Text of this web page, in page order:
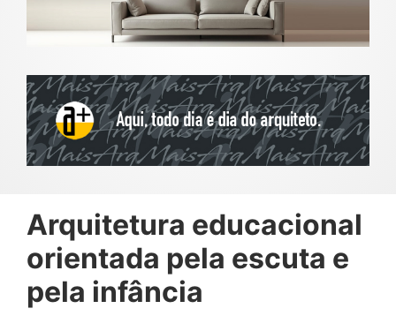
Arquitetura educacional
orientada pela escuta e
pela infância